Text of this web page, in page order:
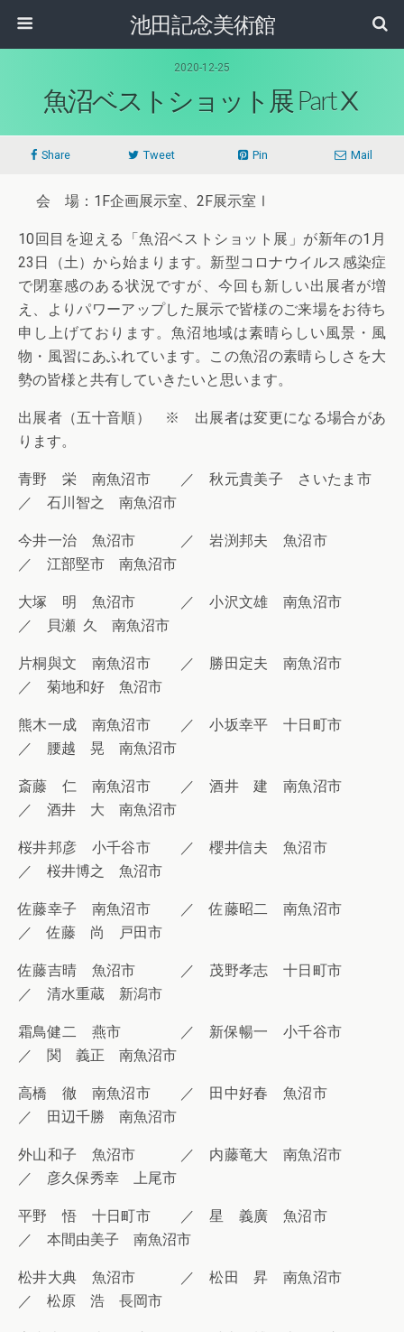
池田記念美術館
2020-12-25
魚沼ベストショット展 PartⅩ
Share Tweet Pin Mail
会 場：1F企画展示室、2F展示室Ⅰ
10回目を迎える「魚沼ベストショット展」が新年の1月
23日（土）から始まります。新型コロナウイルス感染症
で閉塞感のある状況ですが、今回も新しい出展者が増
え、よりパワーアップした展示で皆様のご来場をお待ち
申し上げております。魚沼地域は素晴らしい風景・風
物・風習にあふれています。この魚沼の素晴らしさを大
勢の皆様と共有していきたいと思います。
出展者（五十音順） ※ 出展者は変更になる場合があ
ります。
青野 栄 南魚沼市 ／ 秋元貴美子 さいたま市
／ 石川智之 南魚沼市
今井一治 魚沼市 ／ 岩渕邦夫 魚沼市
／ 江部堅市 南魚沼市
大塚 明 魚沼市 ／ 小沢文雄 南魚沼市
／ 貝瀬 久 南魚沼市
片桐與文 南魚沼市 ／ 勝田定夫 南魚沼市
／ 菊地和好 魚沼市
熊木一成 南魚沼市 ／ 小坂幸平 十日町市
／ 腰越 晃 南魚沼市
斎藤 仁 南魚沼市 ／ 酒井 建 南魚沼市
／ 酒井 大 南魚沼市
桜井邦彦 小千谷市 ／ 櫻井信夫 魚沼市
／ 桜井博之 魚沼市
佐藤幸子 南魚沼市 ／ 佐藤昭二 南魚沼市
／ 佐藤 尚 戸田市
佐藤吉晴 魚沼市 ／ 茂野孝志 十日町市
／ 清水重蔵 新潟市
霜鳥健二 燕市 ／ 新保暢一 小千谷市
／ 関 義正 南魚沼市
高橋 徹 南魚沼市 ／ 田中好春 魚沼市
／ 田辺千勝 南魚沼市
外山和子 魚沼市 ／ 内藤竜大 南魚沼市
／ 彦久保秀幸 上尾市
平野 悟 十日町市 ／ 星 義廣 魚沼市
／ 本間由美子 南魚沼市
松井大典 魚沼市 ／ 松田 昇 南魚沼市
／ 松原 浩 長岡市